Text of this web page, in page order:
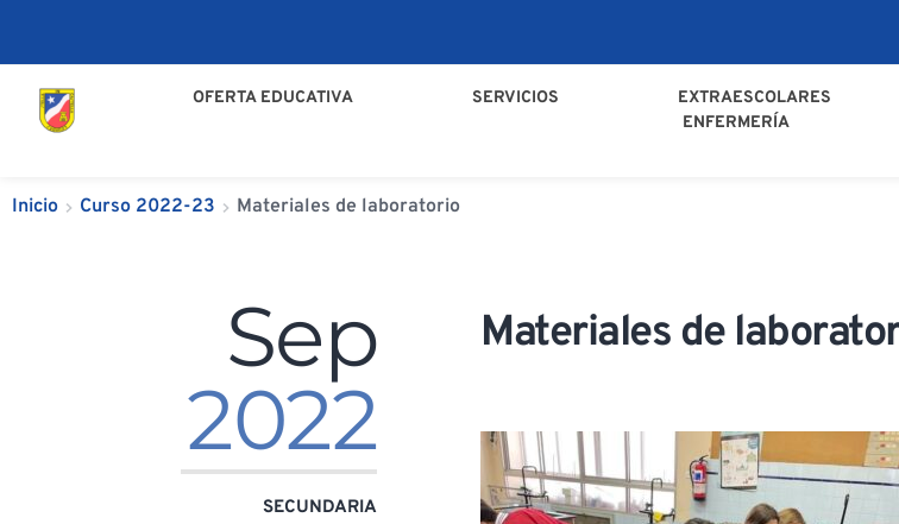
OFERTA EDUCATIVA SERVICIOS EXTRAESCOLARES
ENFERMERÍA
Inicio Curso 2022-23 Materiales de laboratorio
Sep
2022
SECUNDARIA
Materiales de